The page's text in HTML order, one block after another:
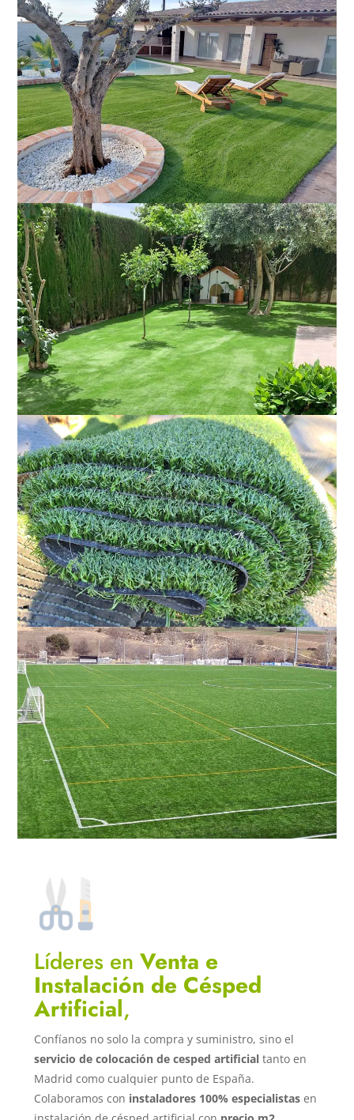
Líderes en Venta e
Instalación de Césped
Artificial,
Confíanos no solo la compra y suministro, sino el
servicio de colocación de cesped artificialtanto en
Madrid como cualquier punto de España.
Colaboramos con instaladores 100% especialistasen